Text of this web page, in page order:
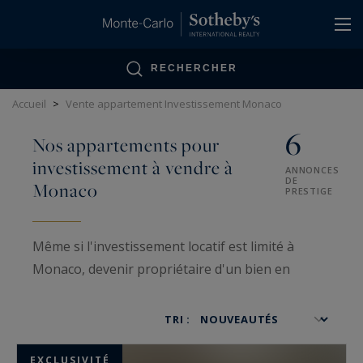
RECHERCHER
Accueil > Vente appartement Investissement Monaco
Nos appartements pour
investissement à vendre à
Monaco
6
ANNONCES
DE
PRESTIGE
Même si l'investissement locatif est limité à
Monaco, devenir propriétaire d'un bien en
notamment la possibilité de ne pas être assujetti
TRI :
EXCLUSIVITÉ